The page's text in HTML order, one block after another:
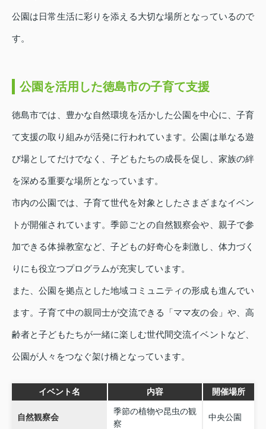
公園は日常生活に彩りを添える大切な場所となっているので
す。
公園を活用した徳島市の子育て支援
徳島市では、豊かな自然環境を活かした公園を中心に、子育
て支援の取り組みが活発に行われています。公園は単なる遊
び場としてだけでなく、子どもたちの成長を促し、家族の絆
を深める重要な場所となっています。
市内の公園では、子育て世代を対象としたさまざまなイベン
トが開催されています。季節ごとの自然観察会や、親子で参
加できる体操教室など、子どもの好奇心を刺激し、体力づく
りにも役立つプログラムが充実しています。
また、公園を拠点とした地域コミュニティの形成も進んでい
ます。子育て中の親同士が交流できる「ママ友の会」や、高
齢者と子どもたちが一緒に楽しむ世代間交流イベントなど、
公園が人々をつなぐ架け橋となっています。
イベント名 内容 開催場所
自然観察会
季節の植物や昆虫の観
察
中央公園